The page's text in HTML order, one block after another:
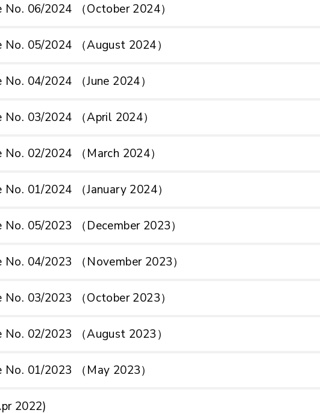
06/2024 （October 2024）
05/2024 （August 2024）
04/2024 （June 2024）
03/2024 （April 2024）
02/2024 （March 2024）
01/2024 （January 2024）
05/2023 （December 2023）
04/2023 （November 2023）
03/2023 （October 2023）
02/2023 （August 2023）
01/2023 （May 2023）
2022)